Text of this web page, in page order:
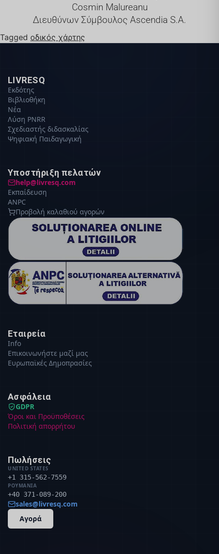
Cosmin Malureanu
Διευθύνων Σύμβουλος Ascendia S.A.
Tagged οδικός χάρτης
LIVRESQ
Εκδότης
Βιβλιοθήκη
Νέα
Λύση PNRR
Σχεδιαστής διδασκαλίας
Ψηφιακή Παιδαγωγική
Υποστήριξη πελατών
help@livresq.com
Εκπαίδευση
ANPC
Προβολή καλαθιού αγορών
Εταιρεία
Info
Επικοινωνήστε μαζί μας
Ευρωπαϊκές Δημοπρασίες
Ασφάλεια
GDPR
Όροι και Προϋποθέσεις
Πολιτική απορρήτου
Πωλήσεις
UNITED STATES
+1 315-562-7559
ΡΟΥΜΑΝΊΑ
+40 371-089-200
sales@livresq.com
Αγορά